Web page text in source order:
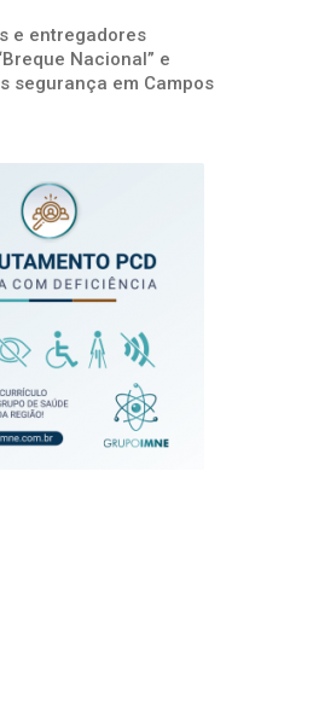
e entregadores
Nacional” e
segurança em Campos